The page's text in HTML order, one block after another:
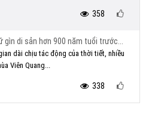
358
gìn di sản hơn 900 năm tuổi trước...
dài chịu tác động của thời tiết, nhiều
Viên Quang...
338